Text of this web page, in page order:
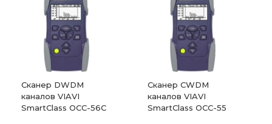
Сканер DWDM
каналов VIAVI
SmartClass OCC-56C
Сканер CWDM
каналов VIAVI
SmartClass OCC-55